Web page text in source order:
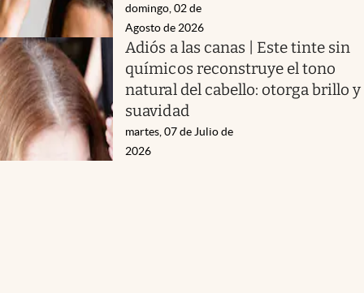
domingo, 02 de
Agosto de 2026
Adiós a las canas | Este tinte sin
químicos reconstruye el tono
natural del cabello: otorga brillo y
suavidad
martes, 07 de Julio de
2026